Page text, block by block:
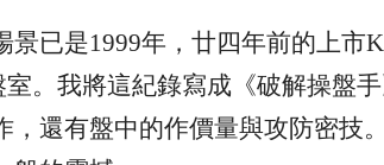
景已是1999年，廿四年前的上市K
室。我將這紀錄寫成《破解操盤
，還有盤中的作價量與攻防密技